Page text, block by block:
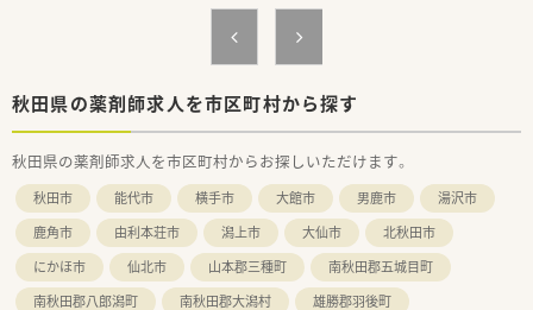
住民の健康を支える重要な役割を担っていただきます。
■最新の自動監査システムや自動混注器などを順次導入してい
秋田県の薬剤師求人を市区町村から探す
秋田県の薬剤師求人を市区町村からお探しいただけます。
秋田市 能代市 横手市 大館市 男鹿市
湯沢市
鹿角市
由利本荘市 潟上市 大仙市
北秋田市
にかほ市
仙北市 山本郡三種町
南秋田郡五城目町
南秋田郡八郎潟町
南秋田郡大潟村 雄勝郡羽後町